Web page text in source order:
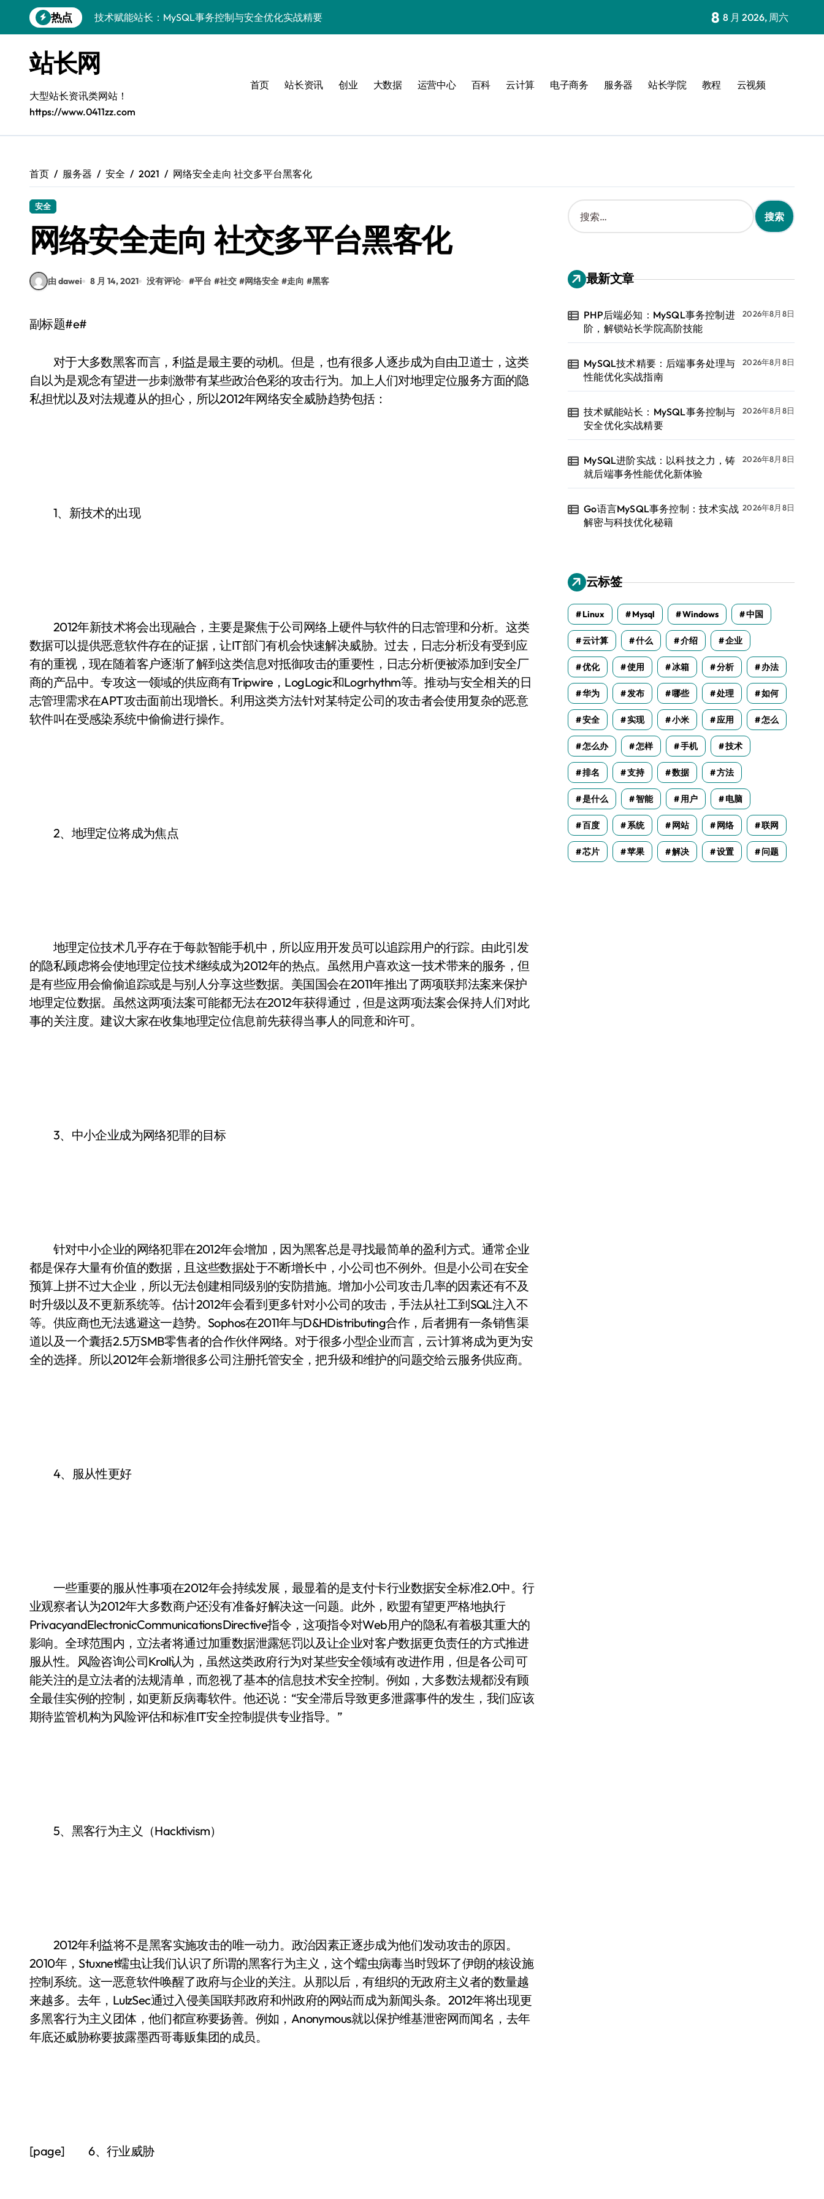
到
热点
技术赋能站长：MySQL事务控制与安全优化实战精要
Go语言MySQL事务控制：技术实战解密与科技优化秘籍
零基础启航：站长学院带你玩转MySQL事务控制绝技！
VR开发进阶秘籍：MySQL事务控制科技实战深度剖析
容器视角揭秘：MySQL事务处理实战科技精粹
MySQL事务控制精要：站长必知的技术合规风控实战指南
8 8 月 2026, 周六
站长网
大型站长资讯类网站！
https://www.0411zz.com
首页 站长资讯 创业 大数据 运营中心 百科 云计算 电子商务 服务器 站长学院 教程 云视频
首页 服务器 安全 2021 网络安全走向 社交多平台黑客化
安全
网络安全走向 社交多平台黑客化
由 dawei 8 月 14, 2021 没有评论 #平台 #社交 #网络安全 #走向 #黑客
副标题#e#
对于大多数黑客而言，利益是最主要的动机。但是，也有很多人逐步成为自由卫道士，这类
自以为是观念有望进一步刺激带有某些政治色彩的攻击行为。加上人们对地理定位服务方面的隐
私担忧以及对法规遵从的担心，所以2012年网络安全威胁趋势包括：
1、新技术的出现
2012年新技术将会出现融合，主要是聚焦于公司网络上硬件与软件的日志管理和分析。这类
数据可以提供恶意软件存在的证据，让IT部门有机会快速解决威胁。过去，日志分析没有受到应
有的重视，现在随着客户逐渐了解到这类信息对抵御攻击的重要性，日志分析便被添加到安全厂
商的产品中。专攻这一领域的供应商有Tripwire，LogLogic和Logrhythm等。推动与安全相关的日
志管理需求在APT攻击面前出现增长。利用这类方法针对某特定公司的攻击者会使用复杂的恶意
软件叫在受感染系统中偷偷进行操作。
2、地理定位将成为焦点
地理定位技术几乎存在于每款智能手机中，所以应用开发员可以追踪用户的行踪。由此引发
的隐私顾虑将会使地理定位技术继续成为2012年的热点。虽然用户喜欢这一技术带来的服务，但
是有些应用会偷偷追踪或是与别人分享这些数据。美国国会在2011年推出了两项联邦法案来保护
地理定位数据。虽然这两项法案可能都无法在2012年获得通过，但是这两项法案会保持人们对此
事的关注度。建议大家在收集地理定位信息前先获得当事人的同意和许可。
3、中小企业成为网络犯罪的目标
针对中小企业的网络犯罪在2012年会增加，因为黑客总是寻找最简单的盈利方式。通常企业
都是保存大量有价值的数据，且这些数据处于不断增长中，小公司也不例外。但是小公司在安全
预算上拼不过大企业，所以无法创建相同级别的安防措施。增加小公司攻击几率的因素还有不及
时升级以及不更新系统等。估计2012年会看到更多针对小公司的攻击，手法从社工到SQL注入不
等。供应商也无法逃避这一趋势。Sophos在2011年与D&HDistributing合作，后者拥有一条销售渠
道以及一个囊括2.5万SMB零售者的合作伙伴网络。对于很多小型企业而言，云计算将成为更为安
全的选择。所以2012年会新增很多公司注册托管安全，把升级和维护的问题交给云服务供应商。
4、服从性更好
一些重要的服从性事项在2012年会持续发展，最显着的是支付卡行业数据安全标准2.0中。行
业观察者认为2012年大多数商户还没有准备好解决这一问题。此外，欧盟有望更严格地执行
PrivacyandElectronicCommunicationsDirective指令，这项指令对Web用户的隐私有着极其重大的
影响。全球范围内，立法者将通过加重数据泄露惩罚以及让企业对客户数据更负责任的方式推进
服从性。风险咨询公司Kroll认为，虽然这类政府行为对某些安全领域有改进作用，但是各公司可
能关注的是立法者的法规清单，而忽视了基本的信息技术安全控制。例如，大多数法规都没有顾
全最佳实例的控制，如更新反病毒软件。他还说：“安全滞后导致更多泄露事件的发生，我们应该
期待监管机构为风险评估和标准IT安全控制提供专业指导。”
5、黑客行为主义（Hacktivism）
2012年利益将不是黑客实施攻击的唯一动力。政治因素正逐步成为他们发动攻击的原因。
2010年，Stuxnet蠕虫让我们认识了所谓的黑客行为主义，这个蠕虫病毒当时毁坏了伊朗的核设施
控制系统。这一恶意软件唤醒了政府与企业的关注。从那以后，有组织的无政府主义者的数量越
来越多。去年，LulzSec通过入侵美国联邦政府和州政府的网站而成为新闻头条。2012年将出现更
多黑客行为主义团体，他们都宣称要扬善。例如，Anonymous就以保护维基泄密网而闻名，去年
年底还威胁称要披露墨西哥毒贩集团的成员。
[page] 6、行业威胁
搜
索
：
最新文章
PHP后端必知：MySQL事务控制进
阶，解锁站长学院高阶技能
2026年8月8日
MySQL技术精要：后端事务处理与
性能优化实战指南
2026年8月8日
技术赋能站长：MySQL事务控制与
安全优化实战精要
2026年8月8日
MySQL进阶实战：以科技之力，铸
就后端事务性能优化新体验
2026年8月8日
Go语言MySQL事务控制：技术实战
解密与科技优化秘籍
2026年8月8日
云标签
Linux Mysql Windows 中国
云计算 什么 介绍 企业
优化 使用 冰箱 分析 办法
华为 发布 哪些 处理 如何
安全 实现 小米 应用 怎么
怎么办 怎样 手机 技术
排名 支持 数据 方法
是什么 智能 用户 电脑
百度 系统 网站 网络 联网
芯片 苹果 解决 设置 问题